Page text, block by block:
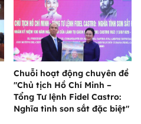
Chuỗi hoạt động chuyên đề
"Chủ tịch Hồ Chí Minh –
Tổng Tư lệnh Fidel Castro:
Nghĩa tình son sắt đặc biệt"